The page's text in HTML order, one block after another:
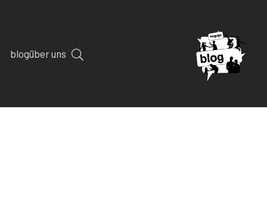
blogüber uns